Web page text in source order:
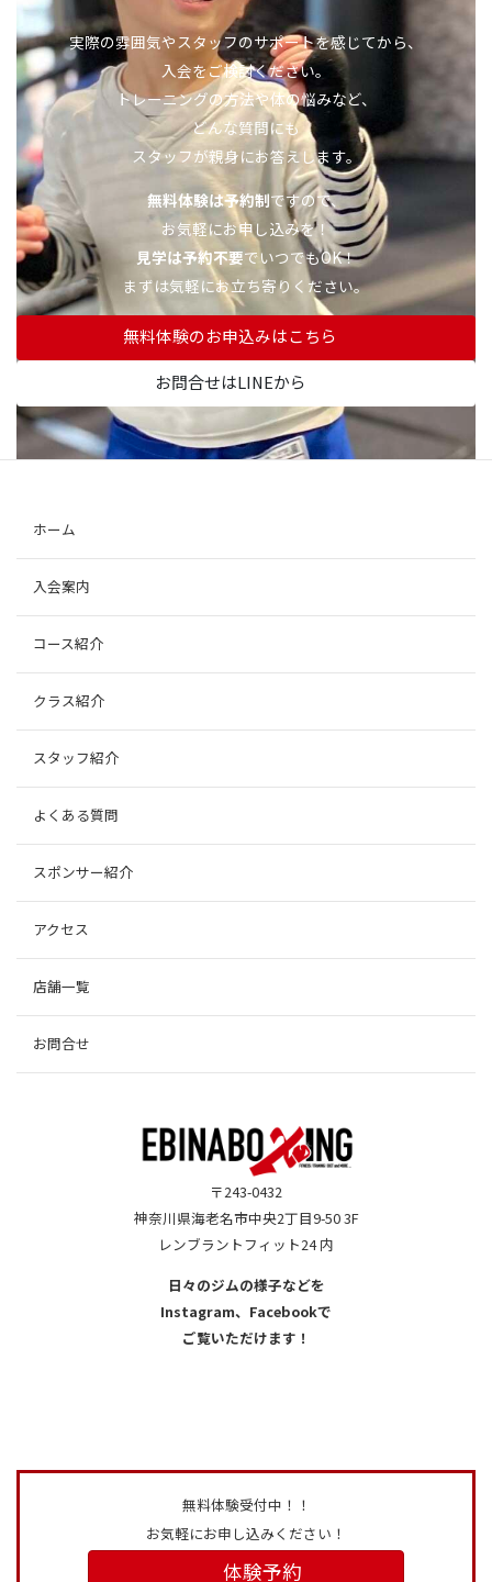
実際の雰囲気やスタッフのサポートを感じてから、
入会をご検討ください。
トレーニングの方法や体の悩みなど、
どんな質問にも
スタッフが親身にお答えします。
無料体験は予約制ですので、
お気軽にお申し込みを！
見学は予約不要でいつでもOK！
まずは気軽にお立ち寄りください。
無料体験のお申込みはこちら
お問合せはLINEから
ホーム
入会案内
コース紹介
クラス紹介
スタッフ紹介
よくある質問
スポンサー紹介
アクセス
店舗一覧
お問合せ
〒243-0432
神奈川県海老名市中央2丁目9-50 3F
レンブラントフィット24 内
日々のジムの様子などを
Instagram、Facebookで
ご覧いただけます！
無料体験受付中！！
お気軽にお申し込みください！
体験予約